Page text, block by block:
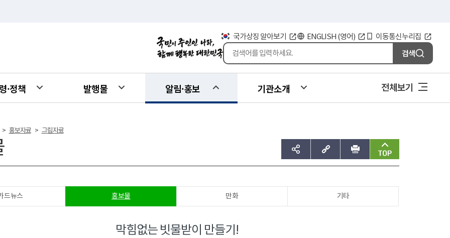
국가상징 알아보기 ENGLISH (영어) 이동통신누리집
검색
·정책 발행물 알림·홍보 기관소개 전체보기
> 홍보자료 > 그림자료
sns공유하기 주소복사 인쇄 맨위로
드뉴스 홍보물 만화 기타
막힘없는 빗물받이 만들기!